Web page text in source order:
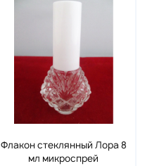
Флакон стеклянный Лора 8
мл микроспрей